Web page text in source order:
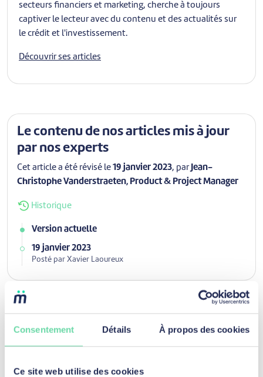
Consentement Détails À propos des cookies
Ce site web utilise des cookies
secteurs financiers et marketing, cherche à toujours
captiver le lecteur avec du contenu et des actualités sur
le crédit et l'investissement.
Découvrir ses articles
Le contenu de nos articles mis à jour
par nos experts
Cet article a été révisé le 19 janvier 2023, par Jean-
Christophe Vanderstraeten, Product & Project Manager
Historique
Version actuelle
19 janvier 2023
Posté par Xavier Laoureux
Découvrez d’autres articles pour
Regrouper des crédits